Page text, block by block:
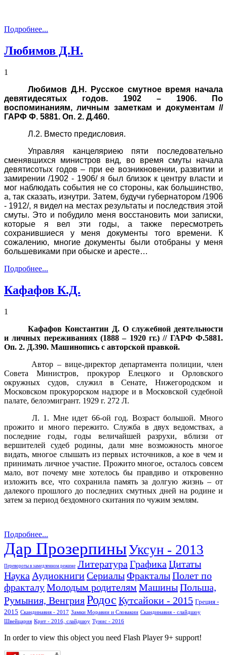
Подробнее...
Любимов Д.Н.
1
Любимов Д.Н. Русское смутное время начала
девятидесятых годов. 1902 – 1906. По
воспоминаниям, личным заметкам и документам //
ГАРФ Ф. 5881. Оп. 2. Д.460.
Л.2. Вместо предисловия.
Управляя канцеляриею пяти последовательно
сменявшихся министров внд, во время смуты начала
девятисотых годов – при ее возникновении, развитии и
замирении /1902 - 1906/ я был близок к центру власти и
мог наблюдать события не со стороны, как большинство,
а, так сказать, изнутри. Затем, будучи губернатором /1906
- 1912/, я видел на местах результаты и последствия этой
смуты. Это и побудило меня восстановить мои записки,
которые я вел эти годы, а также пересмотреть
сохранившиеся у меня документы того времени. К
сожалению, многие документы были отобраны у меня
большевиками при обыске и аресте…
Подробнее...
Кафафов К.Д.
1
Кафафов Константин Д. О служебной деятельности
и личных переживаниях (1888 – 1920 гг.) // ГАРФ Ф.5881.
Оп. 2. Д.390. Машинопись с авторской правкой.
Автор – вице-директор департамента полиции, член
Совета Министров, прокурор Елецкого и Орловского
окружных судов, служил в Сенате, Нижегородском и
Московском прокурорском надзоре и в Московской судебной
палате, белоэмигрант. 1929 г. 272 Л.
Л. 1. Мне идет 66-ой год. Возраст большой. Много
прожито и много пережито. Служба в двух ведомствах, а
последние годы, годы величайшей разрухи, вблизи от
вершителей судеб родины, дали мне возможность многое
видать, многое слышать из первых источников, а кое в чем и
принимать личное участие. Прожито многое, осталось совсем
мало, вот почему мне хотелось бы правдиво и откровенно
изложить все, что сохранила память за долгую жизнь – от
далекого прошлого до последних смутных дней на родине и
затем за период бездомного скитания по чужим землям.
Подробнее...
Дар ПрозерпиныУксун - 2013
Перевороты в замедленном режиме Литература Графика Цитаты
Наука АудиокнигиСериалыФракталыПолет по
фракталуМолодым родителям МашиныПольша,
Румыния, ВенгрияРодос Кутсайоки - 2015 Греция -
2015 Скандинавия - 2017 Замки Моравии и Словакии Скандинавия - слайдшоу
Швейцария Крит - 2016, слайдшоу Тунис - 2016
In order to view this object you need Flash Player 9+ support!